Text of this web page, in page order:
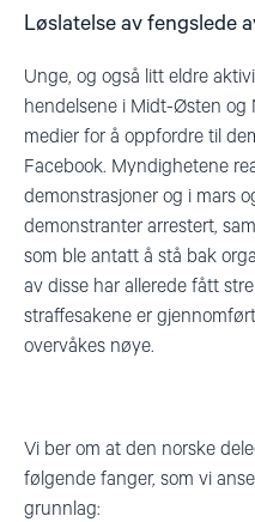
Løslatelse av fengslede
Unge, og også litt eldre
hendelsene i Midt-Østen og
medier for å oppfordre til
Facebook. Myndighetene
demonstrasjoner og i mars
demonstranter arrestert,
som ble antatt å stå bak
av disse har allerede fått
straffesakene er
overvåkes nøye.
Vi ber om at den norske
følgende fanger, som vi
grunnlag: